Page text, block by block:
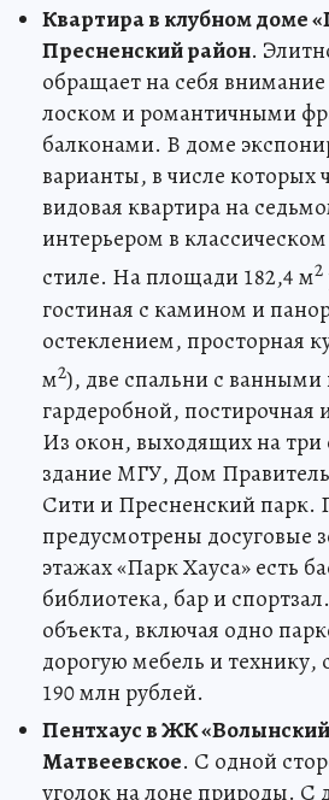
Квартира в клубном доме
Пресненский район.
обращает на себя
лоском и романтичными
балконами. В доме
варианты, в числе которых
видовая квартира на
интерьером в
стиле. На площади 182,4 м2
гостиная с камином и
остеклением, просторная
м2), две спальни с
гардеробной, постирочная
Из окон, выходящих на
здание МГУ, Дом
Сити и Пресненский парк.
предусмотрены досуговые
этажах «Парк Хауса» есть
библиотека, бар и
объекта, включая одно
дорогую мебель и технику,
190 млн рублей.
Пентхаус в ЖК
Матвеевское. С одной
уголок на лоне природы. С